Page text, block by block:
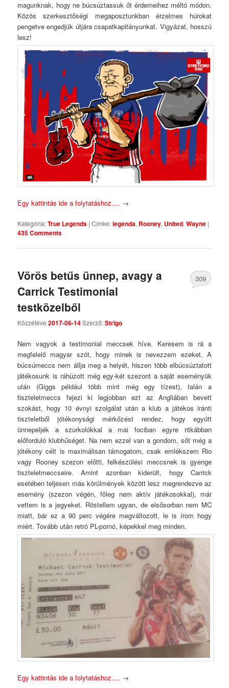
magunknak, hogy ne búcsúztassuk őt érdemeihez méltó módon.
Közös szerkesztőségi megaposztunkban érzelmes húrokat
pengetve engedjük útjára csapatkapitányunkat. Vigyázat, hosszú
lesz!
Egy kattintás ide a folytatáshoz…. →
Kategória:True Legends |Címke:legenda, Rooney, United,Wayne |
435 Comments
Vörös betűs ünnep, avagy a
Carrick Testimonial
testközelből
Közzétéve2017-06-14Szerző:Strigo
309
Nem vagyok a testimonial meccsek híve. Keresem is rá a
megfelelő magyar szót, hogy minek is nevezzem ezeket. A
búcsúmeccs nem állja meg a helyét, hiszen több elbúcsúztatott
játékosunk is ráhúzott még egy-két szezont a saját eseményük
után (Giggs például több mint még egy tízest), talán a
tiszteletmeccs fejezi ki legjobban ezt az Angliában bevett
szokást, hogy 10 évnyi szolgálat után a klub a játékos iránti
tiszteletből jótékonysági mérkőzést rendez, hogy együtt
ünnepeljék a szurkolókkal a mai fociban egyre ritkábban
előforduló klubhűséget. Na nem ezzel van a gondom, sőt még a
jótékony célt is maximálisan támogatom, csak emlékszem Rio
vagy Rooney szezon előtti, felkészülési meccsnek is gyenge
tiszteletmeccseire. Amint azonban kiderült, hogy Carrick
esetében teljesen más körülmények között lesz megrendezve az
esemény (szezon végén, főleg nem aktív játékosokkal), már
vettem is a jegyeket. Röstellem ugyan, de elsősorban nem MC
miatt, bár ez a 90 perc végére megváltozott, le is írom hogy
miért. Tovább után retró PL-pornó, képekkel meg minden.
Egy kattintás ide a folytatáshoz…. →